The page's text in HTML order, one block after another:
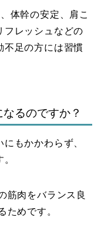
体幹の安定、肩こ
フレッシュなどの
不足の方には習慣
るのですか？
もかかわらず、
筋肉をバランス良
ためです。